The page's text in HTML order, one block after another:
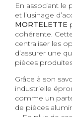
En associant le
et l’usinage
MORTELETTE
cohérente.
centraliser les
d’assurer une
pièces
Grâce à son
industrielle
comme un
de pièces